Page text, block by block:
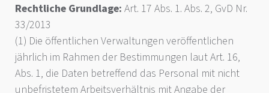
Rechtliche Grundlage: Art. 17 Abs. 1. Abs. 2, GvD Nr.
33/2013
(1) Die öffentlichen Verwaltungen veröffentlichen
jährlich im Rahmen der Bestimmungen laut Art. 16,
Abs. 1, die Daten betreffend das Personal mit nicht
unbefristetem Arbeitsverhältnis mit Angabe der